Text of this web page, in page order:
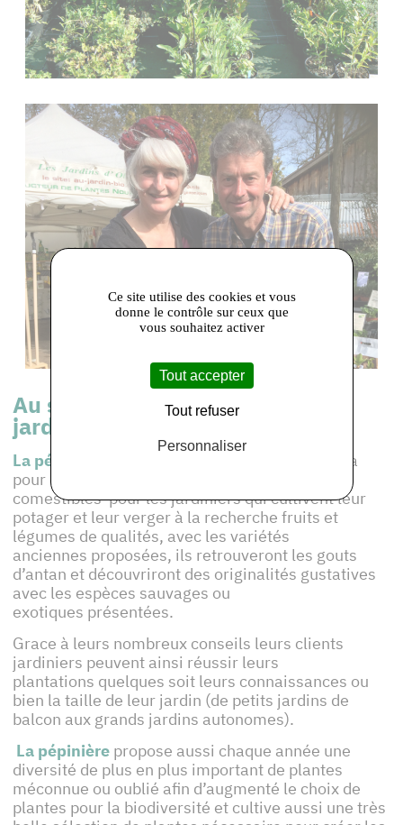
Au service des jardins et des
jardiniers
La pépinière biologique Les jardins d’Ollivier
a
pour centre d’intérêt la production de plantes
comestibles pour les jardiniers qui cultivent leur
potager et leur verger à la recherche fruits et
légumes de qualités, avec les variétés
anciennes proposées, ils retrouveront les gouts
d’antan et découvriront des originalités gustatives
avec les espèces sauvages ou
exotiques présentées.
Grace à leurs nombreux conseils leurs clients
jardiniers peuvent ainsi réussir leurs
plantations quelques soit leurs connaissances ou
bien la taille de leur jardin (de petits jardins de
balcon aux grands jardins autonomes).
La pépinière propose aussi chaque année une
diversité de plus en plus important de plantes
méconnue ou oublié afin d’augmenté le choix de
plantes pour la biodiversité et cultive aussi une très
Ce site utilise des cookies et vous
donne le contrôle sur ceux que
vous souhaitez activer
Tout accepter
Tout refuser
Personnaliser